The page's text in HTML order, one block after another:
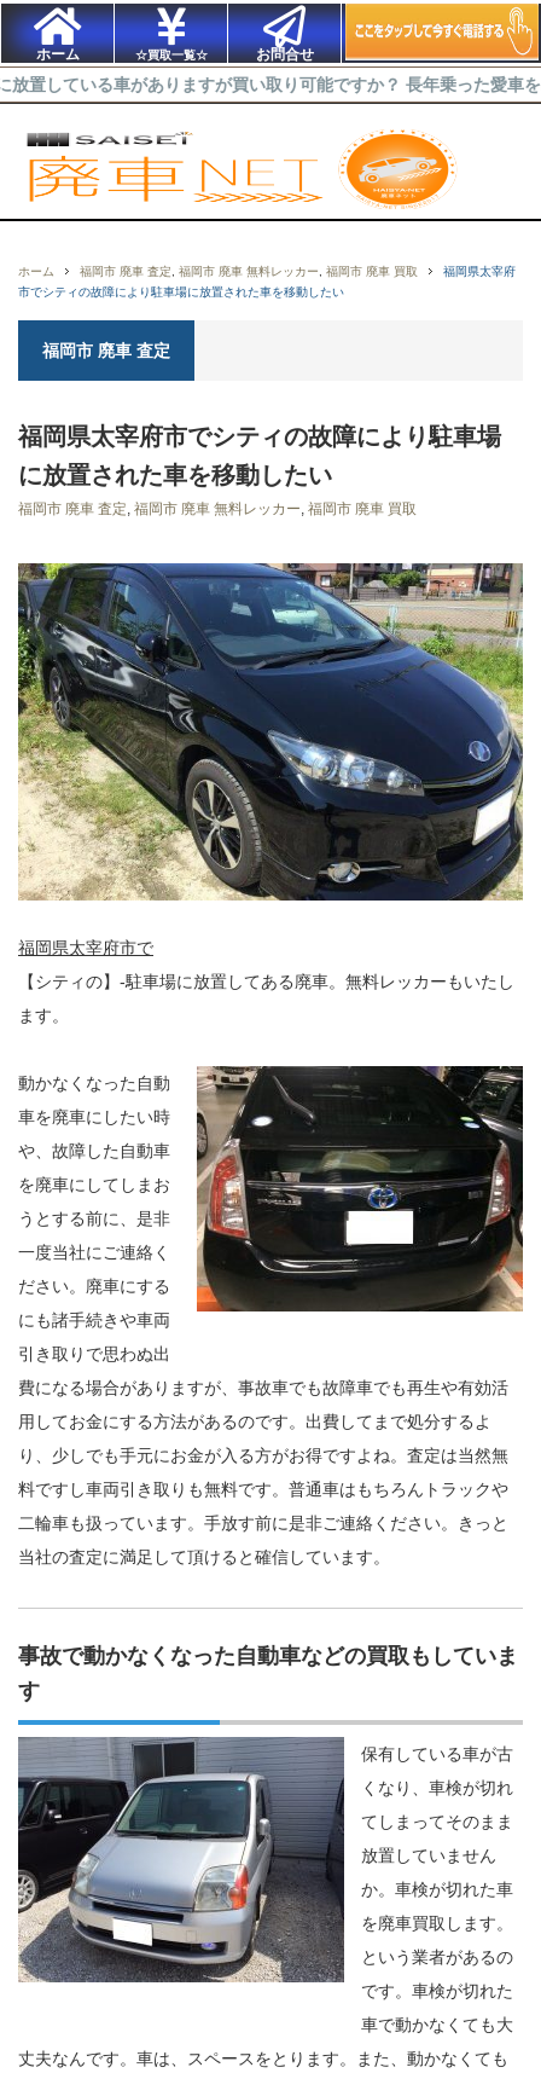
ホーム ☆買取一覧☆ お問合せ
車がありますが買い取り可能ですか？ 長年乗った愛車を出来るだ
ホーム 福岡市 廃車 査定 福岡市 廃車 無料レッカー 福岡市 廃車 買取
福岡県太宰府
市でシティの故障により駐車場に放置された車を移動したい
福岡市 廃車 査定
福岡県太宰府市でシティの故障により駐車場
に放置された車を移動したい
福岡市 廃車 査定, 福岡市 廃車 無料レッカー, 福岡市 廃車 買取
福岡県太宰府市で
【シティの】-駐車場に放置してある廃車。無料レッカーもいたし
ます。
動かなくなった自動
車を廃車にしたい時
や、故障した自動車
を廃車にしてしまお
うとする前に、是非
一度当社にご連絡く
ださい。廃車にする
にも諸手続きや車両
引き取りで思わぬ出
費になる場合がありますが、事故車でも故障車でも再生や有効活
用してお金にする方法があるのです。出費してまで処分するよ
り、少しでも手元にお金が入る方がお得ですよね。査定は当然無
料ですし車両引き取りも無料です。普通車はもちろんトラックや
二輪車も扱っています。手放す前に是非ご連絡ください。きっと
当社の査定に満足して頂けると確信しています。
事故で動かなくなった自動車などの買取もしていま
す
保有している車が古
くなり、車検が切れ
てしまってそのまま
放置していません
か。車検が切れた車
を廃車買取します。
という業者があるの
です。車検が切れた
車で動かなくても大
丈夫なんです。車は、スペースをとります。また、動かなくても